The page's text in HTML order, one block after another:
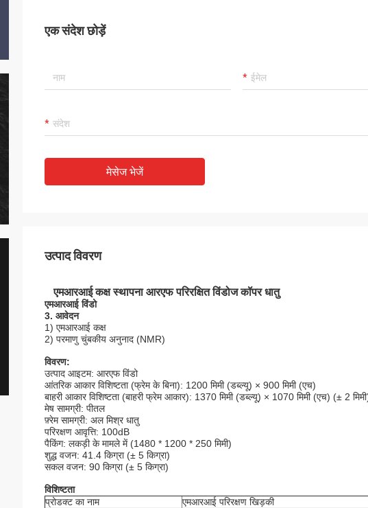
एक संदेश छोड़ें
मेसेज भेजें
उत्पाद विवरण
एमआरआई कक्ष स्थापना आरएफ परिरक्षित विंडोज कॉपर धातु
एमआरआई विंडो
3. आवेदन
1) एमआरआई कक्ष
2) परमाणु चुंबकीय अनुनाद (NMR)
विवरण:
उत्पाद आइटम: आरएफ विंडो
आंतरिक आकार विशिष्टता (फ्रेम के बिना): 1200 मिमी (डब्ल्यू) × 900 मिमी (एच)
बाहरी आकार विशिष्टता (बाहरी फ्रेम आकार): 1370 मिमी (डब्ल्यू) × 1070 मिमी (एच) (± 2
मेष सामग्री: पीतल
फ़्रेम सामग्री: अल मिश्र धातु
परिरक्षण आवृत्ति: 100dB
पैकिंग: लकड़ी के मामले में (1480 * 1200 * 250 मिमी)
शुद्ध वजन: 41.4 किग्रा (± 5 किग्रा)
सकल वजन: 90 किग्रा (± 5 किग्रा)
विशिष्टता
प्रोडक्ट का नाम
एमआरआई परिरक्षण खिड़की